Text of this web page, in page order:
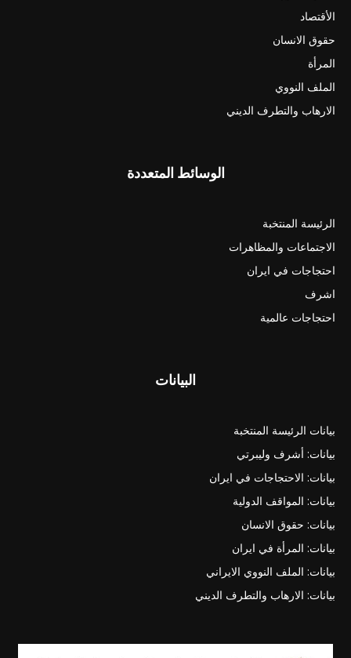
الأقتصاد
حقوق الانسان
المرأة
الملف النووي
الارهاب والتطرف الديني
الوسائط المتعددة
الرئيسة المنتخبة
الاجتماعات والمظاهرات
احتجاجات في ايران
اشرف
احتجاجات عالمية
البيانات
بيانات الرئيسة المنتخبة
بيانات: أشرف وليبرتي
بيانات: الاحتجاجات في ايران
بيانات: المواقف الدولية
بيانات: حقوق الانسان
بيانات: المرأة في ايران
بيانات: الملف النووي الايراني
بيانات: الارهاب والتطرف الديني